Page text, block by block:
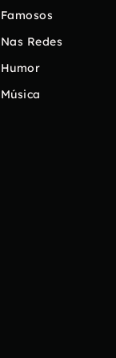
Famosos
Nas Redes
Humor
Música